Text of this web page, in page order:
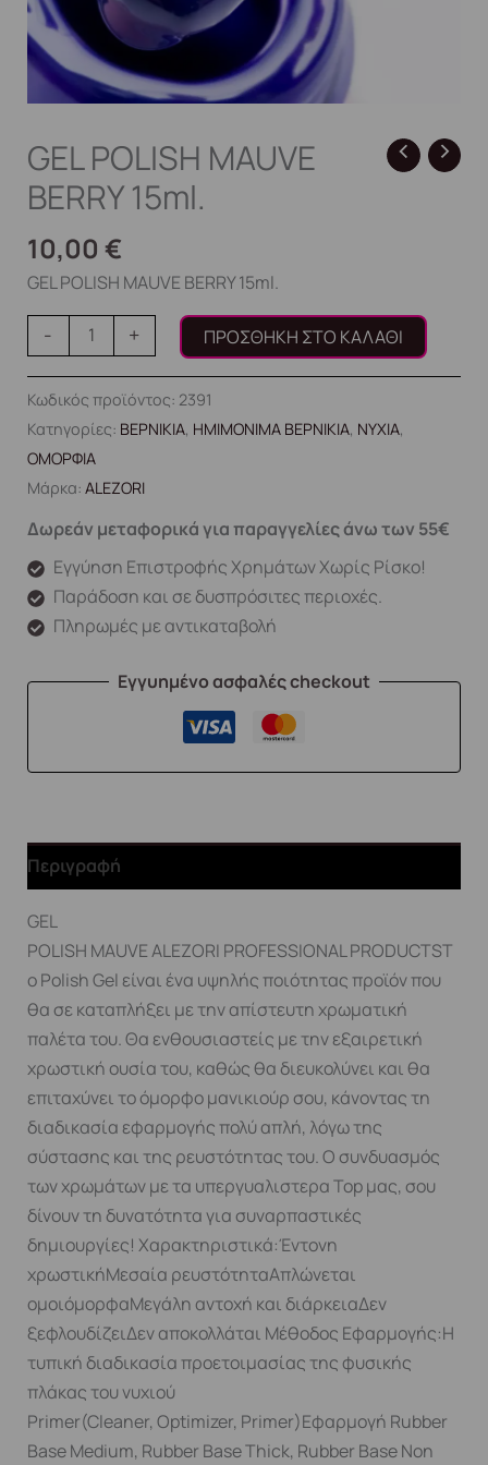
GEL POLISH MAUVE
BERRY 15ml.
10,00 €
GEL POLISH MAUVE BERRY 15ml.
- + ΠΡΟΣΘΉΚΗ ΣΤΟ ΚΑΛΆΘΙ
Κωδικός προϊόντος: 2391
Κατηγορίες: ΒΕΡΝΙΚΙΑ, ΗΜΙΜΟΝΙΜΑ ΒΕΡΝΙΚΙΑ, ΝΥΧΙΑ,
ΟΜΟΡΦΙΑ
Μάρκα: ALEZORI
Δωρεάν μεταφορικά για παραγγελίες άνω των 55€
Εγγύηση Επιστροφής Χρημάτων Χωρίς Ρίσκο!
Παράδοση και σε δυσπρόσιτες περιοχές.
Πληρωμές με αντικαταβολή
Εγγυημένο ασφαλές checkout
Περιγραφή
GEL
POLISH MAUVE ALEZORI PROFESSIONAL PRODUCTSΤ
ο Polish Gel είναι ένα υψηλής ποιότητας προϊόν που
θα σε καταπλήξει με την απίστευτη χρωματική
παλέτα του. Θα ενθουσιαστείς με την εξαιρετική
χρωστική ουσία του, καθώς θα διευκολύνει και θα
επιταχύνει το όμορφο μανικιούρ σου, κάνοντας τη
διαδικασία εφαρμογής πολύ απλή, λόγω της
σύστασης και της ρευστότητας του. Ο συνδυασμός
των χρωμάτων με τα υπεργυαλιστερα Top μας, σου
δίνουν τη δυνατότητα για συναρπαστικές
δημιουργίες! Χαρακτηριστικά:Έντονη
χρωστικήΜεσαία ρευστότηταΑπλώνεται
ομοιόμορφαΜεγάλη αντοχή και διάρκειαΔεν
ξεφλουδίζειΔεν αποκολλάται Μέθοδος Εφαρμογής:Η
τυπική διαδικασία προετοιμασίας της φυσικής
πλάκας του νυχιού
Primer(Cleaner, Optimizer, Primer)Εφαρμογή Rubber
Base Medium, Rubber Base Thick, Rubber Base Non